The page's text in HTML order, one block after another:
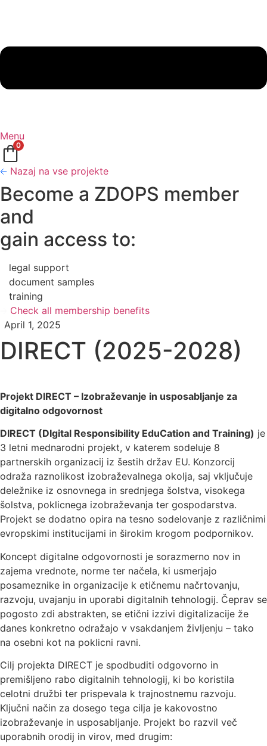
Menu
0
Nazaj na vse projekte
Become a ZDOPS member
and
gain access to:
legal support
document samples
training
Check all membership benefits
April 1, 2025
DIRECT (2025-2028)
Projekt DIRECT – Izobraževanje in usposabljanje za
digitalno odgovornost
DIRECT (DIgital Responsibility EduCation and Training) je
3 letni mednarodni projekt, v katerem sodeluje 8
partnerskih organizacij iz šestih držav EU. Konzorcij
odraža raznolikost izobraževalnega okolja, saj vključuje
deležnike iz osnovnega in srednjega šolstva, visokega
šolstva, poklicnega izobraževanja ter gospodarstva.
Projekt se dodatno opira na tesno sodelovanje z različnimi
evropskimi institucijami in širokim krogom podpornikov.
Koncept digitalne odgovornosti je sorazmerno nov in
zajema vrednote, norme ter načela, ki usmerjajo
posameznike in organizacije k etičnemu načrtovanju,
razvoju, uvajanju in uporabi digitalnih tehnologij. Čeprav se
pogosto zdi abstrakten, se etični izzivi digitalizacije že
danes konkretno odražajo v vsakdanjem življenju – tako
na osebni kot na poklicni ravni.
Cilj projekta DIRECT je spodbuditi odgovorno in
premišljeno rabo digitalnih tehnologij, ki bo koristila
celotni družbi ter prispevala k trajnostnemu razvoju.
Ključni način za dosego tega cilja je kakovostno
izobraževanje in usposabljanje. Projekt bo razvil več
uporabnih orodij in virov, med drugim: